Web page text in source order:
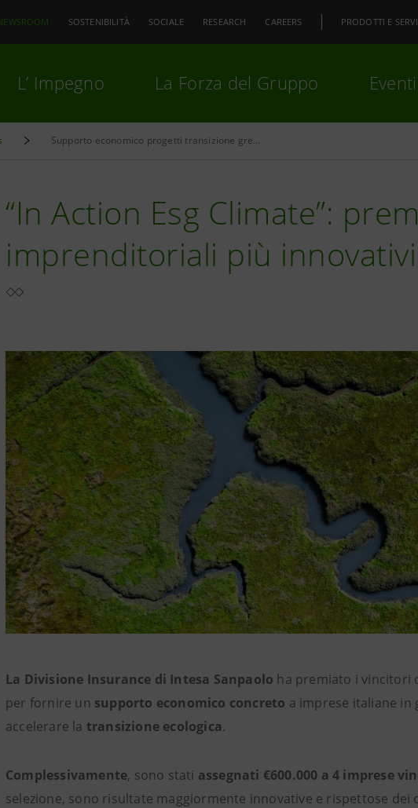
SOSTENIBILITÀ SOCIALE RESEARCH CAREERS PRODOTTI E
L’ Impegno La Forza del Gruppo
Supporto economico progetti transizione green
“In Action Esg Climate”:
imprenditoriali più innovativi
La Divisione Insurance di Intesa Sanpaolo ha premiato i vincitori
per fornire un supporto economico concreto a imprese italiane
accelerare la transizione ecologica.
Complessivamente, sono stati assegnati €600.000 a 4 imprese
selezione, sono risultate maggiormente innovative e rispettose dei